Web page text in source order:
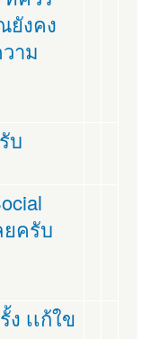
ยังคง
าม
บ
ยครับ
เเก้ใข